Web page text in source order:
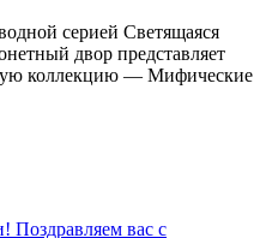
серией Светящаяся
двор представляет
коллекцию — Мифические
Поздравляем вас с